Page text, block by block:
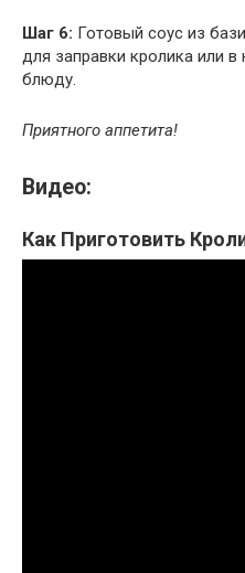
Шаг 6: Готовый соус из
для заправки кролика или в
блюду.
Приятного аппетита!
Видео:
Как Приготовить